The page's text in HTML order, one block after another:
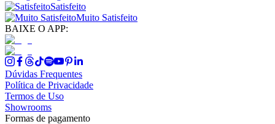
Satisfeito
Muito Satisfeito
BAIXE O APP:
Dúvidas Frequentes
Política de Privacidade
Termos de Uso
Showrooms
Formas de pagamento